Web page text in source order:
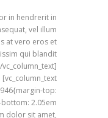
in hendrerit in
vel illum
at vero eros et
qui blandit
[vc_column_text
top:
2.05em
dolor sit amet,